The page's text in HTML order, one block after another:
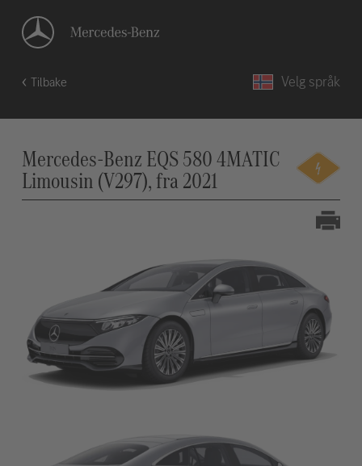
Tilbake Velg språk
Mercedes-Benz EQS 580 4MATIC
Limousin (V297), fra 2021